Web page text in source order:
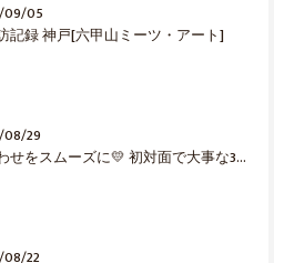
09/05
記録 神戸[六甲山ミーツ・アート]
08/29
打ち合わせをスムーズに💛 初対面で大事な3選！
22